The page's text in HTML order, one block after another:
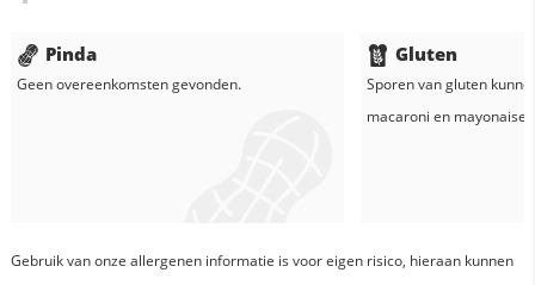
Pinda
Geen overeenkomsten gevonden.
Gluten
Sporen van gluten
macaroni en mayonaise
Gebruik van onze allergenen informatie is voor eigen risico, hieraan kunnen